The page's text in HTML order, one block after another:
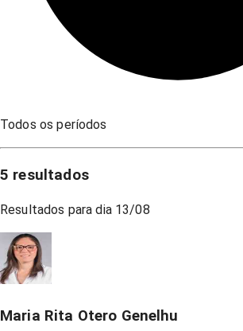
Todos os períodos
5 resultados
Resultados para dia 13/08
Maria Rita Otero Genelhu